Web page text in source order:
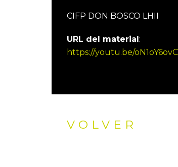
CIFP DON BOSCO LHII
URL del material:
https://youtu.be/
VOLVER